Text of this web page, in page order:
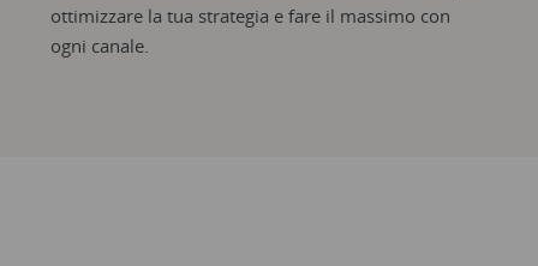
ottimizzare la tua strategia e fare il massimo con
ogni canale.